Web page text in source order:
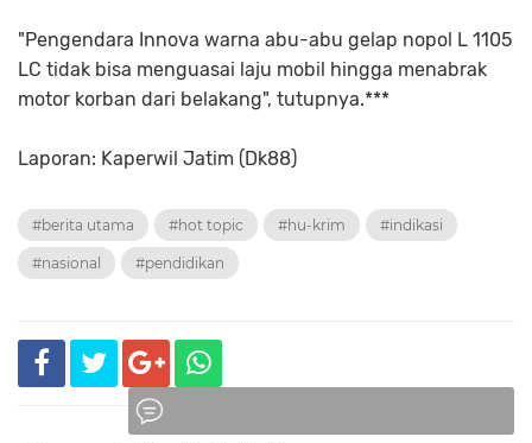
"Pengendara Innova warna abu-abu gelap nopol L 1105
LC tidak bisa menguasai laju mobil hingga menabrak
motor korban dari belakang", tutupnya.***
Laporan: Kaperwil Jatim (Dk88)
#berita utama #hot topic #hu-krim #indikasi
#nasional #pendidikan